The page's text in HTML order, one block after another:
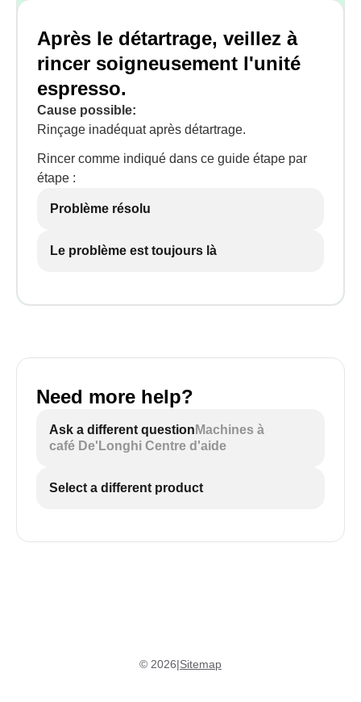
Après le détartrage, veillez à
rincer soigneusement l'unité
espresso.
Cause possible:
Rinçage inadéquat après détartrage.
Rincer comme indiqué dans ce guide étape par
étape :
Problème résolu
Le problème est toujours là
Need more help?
Ask a different question Machines à
café De'Longhi Centre d'aide
Select a different product
© 2026|Sitemap